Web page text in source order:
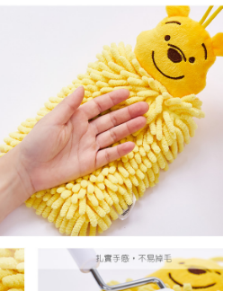
上)免運費
上)免運費
上)免運費
)免運費